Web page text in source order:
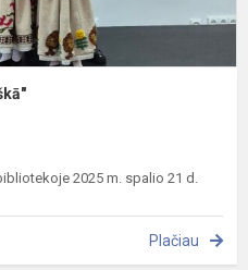
2025 m. spalio 21 d.
Plačiau